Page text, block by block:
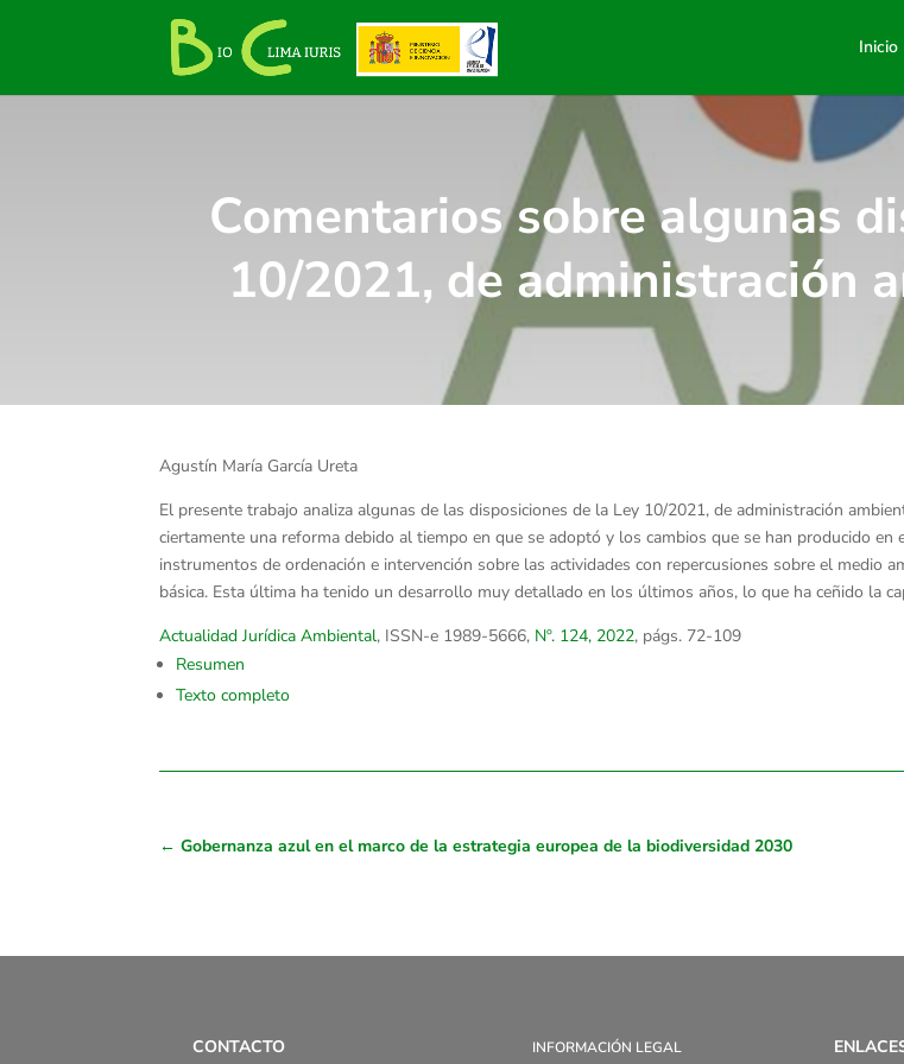
Inicio
Comentarios sobre algunas
10/2021, de administración
Agustín María García Ureta
El presente trabajo analiza algunas de las disposiciones de la Ley 10/2021, de administración
ciertamente una reforma debido al tiempo en que se adoptó y los cambios que se han producido
instrumentos de ordenación e intervención sobre las actividades con repercusiones sobre el medio
básica. Esta última ha tenido un desarrollo muy detallado en los últimos años, lo que ha ceñido la
Actualidad Jurídica Ambiental, ISSN-e 1989-5666, Nº. 124, 2022, págs. 72-109
Resumen
Texto completo
←Gobernanza azul en el marco de la estrategia europea de la biodiversidad 2030
CONTACTO INFORMACIÓN LEGAL